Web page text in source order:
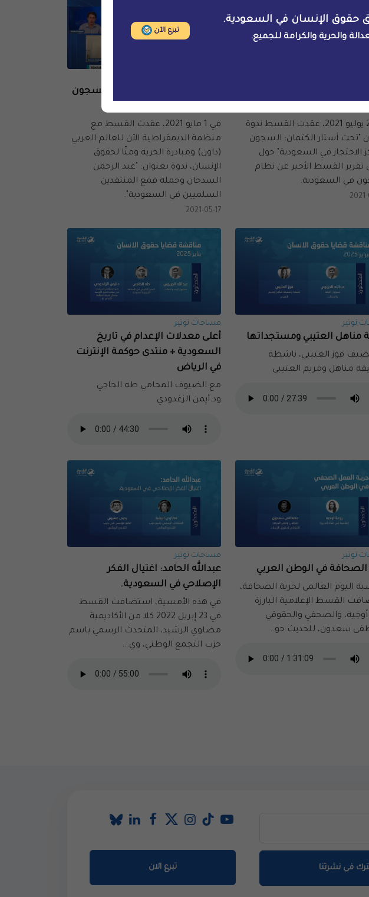
في 27 يوليو 2021، عقدت القسط ندوة
"تحت أستار الكتمان: السجون
الاحتجاز في السعودية" حول
تقرير القسط الأخير عن نظام
في السعودية.
ندوة عن العامل الإنساني المسجون
في 1 مايو 2021، عقدت القسط مع
منظمة الديمقراطية الآن للعالم العربي
(داون) ومبادرة الحرية ومنّا لحقوق
الإنسان، ندوة بعنوان: "عبد الرحمن
السدحان وحملة قمع المنتقدين
السلميين في السعودية".
2021-05-17
توتير
مناهل العتيبي ومستجداتها
فوز العتيبي، ناشطة
مناهل ومريم العتيبي
مساحات توتير
أعلى معدلات الإعدام في تاريخ
السعودية + منتدى حوكمة الإنترنت
في الرياض
مع الضيوف المحامي طه الحاجي
ود.أيمن الزغدودي
توتير
الصحافة في الوطن العربي
اليوم العالمي لحرية الصحافة،
القسط الإعلامية البارزة
والصحفي والحقوقي
سعدون، للحديث حو...
مساحات توتير
عبدالله الحامد: اغتيال الفكر
الإصلاحي في السعودية.
في هذه الأمسية، استضافت القسط
في 23 إبريل 2022 كلا من الأكاديمية
مضاوي الرشيد، المتحدث الرسمي باسم
حزب التجمع الوطني، وي...
في نشرتنا تبرع الان
حقوق الإنسان في السعودية.
والحرية والكرامة للجميع.
تبرع الآن